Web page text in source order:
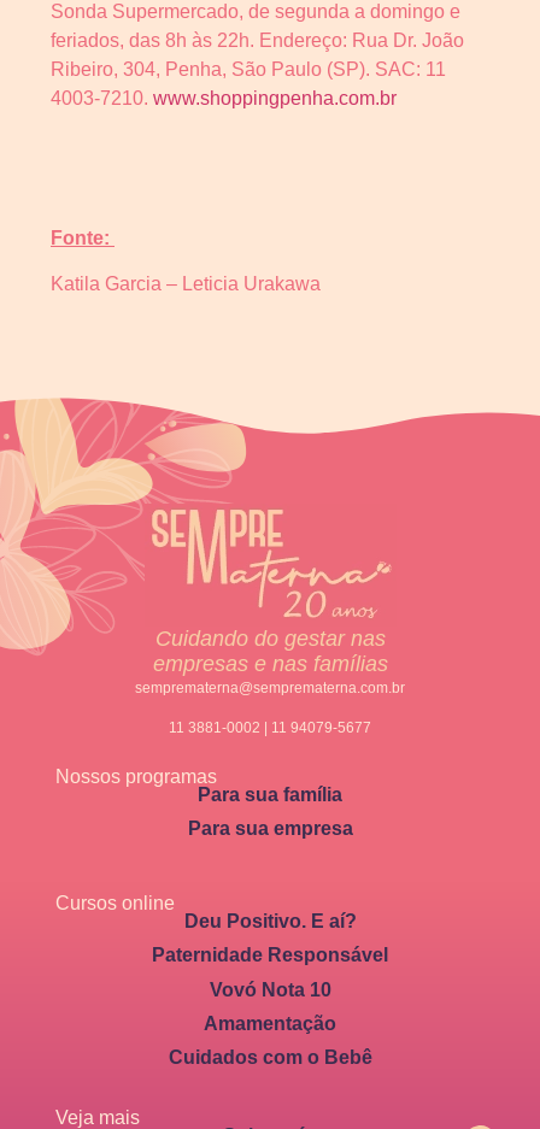
Sonda Supermercado, de segunda a domingo e
feriados, das 8h às 22h. Endereço: Rua Dr. João
Ribeiro, 304, Penha, São Paulo (SP). SAC: 11
4003-7210. www.shoppingpenha.com.br
Fonte:
Katila Garcia – Leticia Urakawa
Cuidando do gestar nas
empresas e nas famílias
semprematerna@semprematerna.com.br
11 3881-0002 | 11 94079-5677
Nossos programas
Para sua família
Para sua empresa
Cursos online
Deu Positivo. E aí?
Paternidade Responsável
Vovó Nota 10
Amamentação
Cuidados com o Bebê
Veja mais